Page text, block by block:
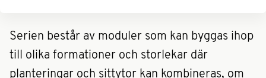
Serien består av moduler som kan byggas ihop
till olika formationer och storlekar där
planteringar och sittytor kan kombineras, om